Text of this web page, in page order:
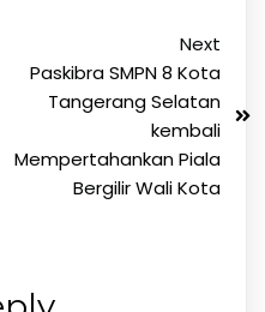
Next
Paskibra SMPN 8 Kota
Tangerang Selatan
kembali
Mempertahankan Piala
Bergilir Wali Kota